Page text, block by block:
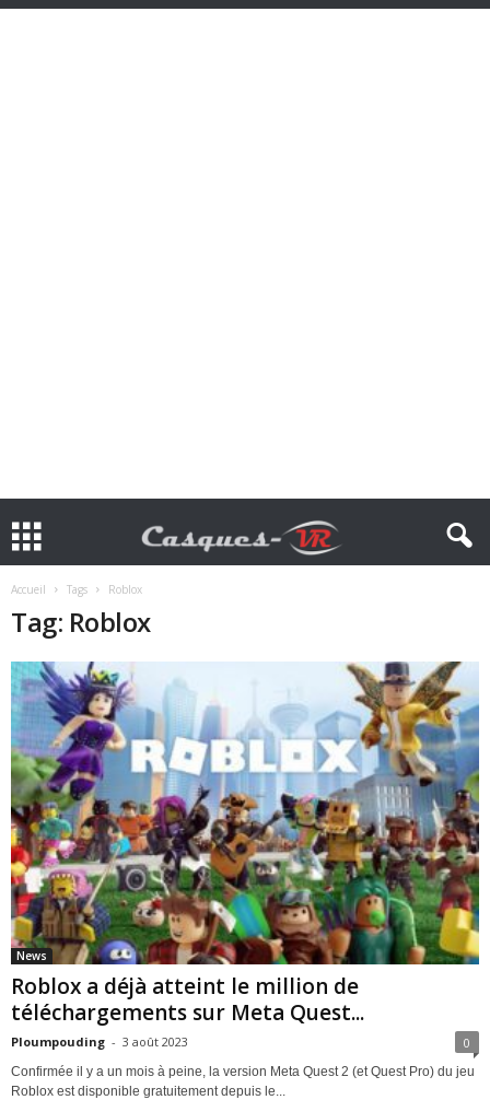
Accueil Tags Roblox
Tag: Roblox
News
Roblox a déjà atteint le million de
téléchargements sur Meta Quest...
Ploumpouding - 3 août 2023 0
Confirmée il y a un mois à peine, la version Meta Quest 2 (et Quest Pro) du jeu
Roblox est disponible gratuitement depuis le...